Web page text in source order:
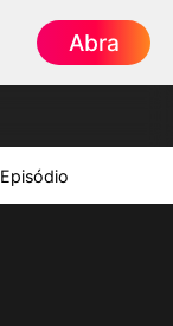
Abra